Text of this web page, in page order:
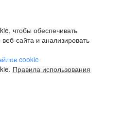
чтобы обеспечивать
сайта и анализировать
cookie
Правила использования